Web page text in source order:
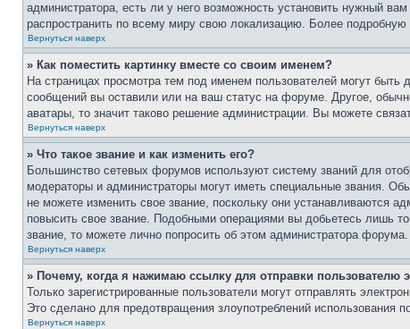
администратора, есть ли у него возможность установить нужный
распространить по всему миру свою локализацию. Более
Вернуться наверх
» Как поместить картинку вместе со своим именем?
На страницах просмотра тем под именем пользователей могут
сообщений вы оставили или на ваш статус на форуме. Другое,
аватары, то значит таково решение администрации. Вы можете
Вернуться наверх
» Что такое звание и как изменить его?
Большинство сетевых форумов используют систему званий для
модераторы и администраторы могут иметь специальные звания.
не можете изменить свое звание, поскольку они устанавливаются
повысить свое звание. Подобными операциями вы добьетесь лишь
звание, то можете лично попросить об этом администратора форума.
Вернуться наверх
» Почему, когда я нажимаю ссылку для отправки пользователю
Только зарегистрированные пользователи могут отправлять
Это сделано для предотвращения злоупотреблений использования
Вернуться наверх